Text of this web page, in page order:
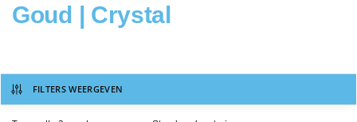
Goud | Crystal
FILTERS WEERGEVEN